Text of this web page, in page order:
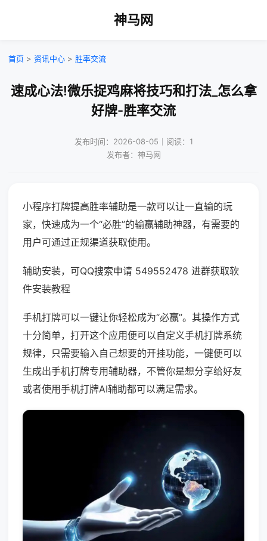
神马网
首页 > 资讯中心 > 胜率交流
速成心法!微乐捉鸡麻将技巧和打法_怎么拿
好牌-胜率交流
发布时间：2026-08-05｜阅读：1
发布者：神马网
小程序打牌提高胜率辅助是一款可以让一直输的玩
家，快速成为一个“必胜”的输赢辅助神器，有需要的
用户可通过正规渠道获取使用。
辅助安装，可QQ搜索申请 549552478 进群获取软
件安装教程
手机打牌可以一键让你轻松成为“必赢”。其操作方式
十分简单，打开这个应用便可以自定义手机打牌系统
规律，只需要输入自己想要的开挂功能，一键便可以
生成出手机打牌专用辅助器，不管你是想分享给好友
或者使用手机打牌AI辅助都可以满足需求。